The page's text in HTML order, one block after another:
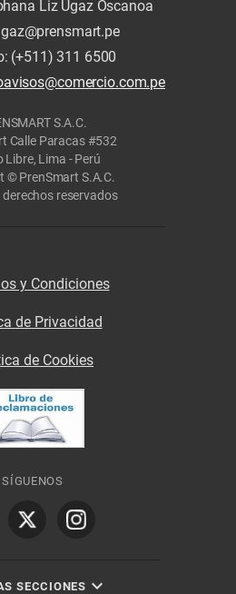
Liz Ugaz Oscanoa
(+511) 311 6500
S.A.C.
Calle Paracas #532
Libre, Lima - Perú
© PrenSmart S.A.C.
derechos reservados
y Condiciones
de Privacidad
de Cookies
SÍGUENOS
SECCIONES